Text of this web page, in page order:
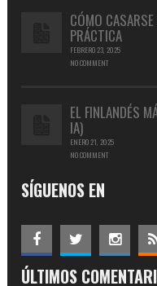
CÓMO
PRÁCTICA
FEBRERO 23, 2025
NO COMMENT
EL FINLANDÉS
IA)
ENERO 21, 2025
NO COMMENT
SÍGUENOS EN
ÚLTIMOS